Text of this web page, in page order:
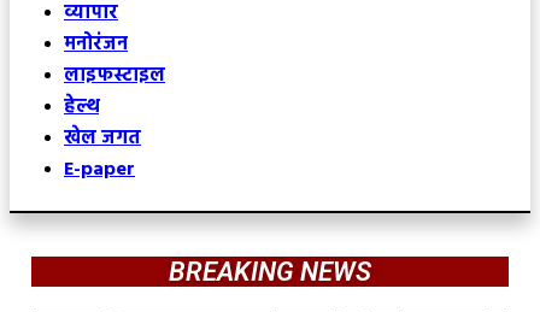
व्यापार
मनोरंजन
लाइफस्टाइल
हेल्थ
खेल जगत
E-paper
BREAKING NEWS